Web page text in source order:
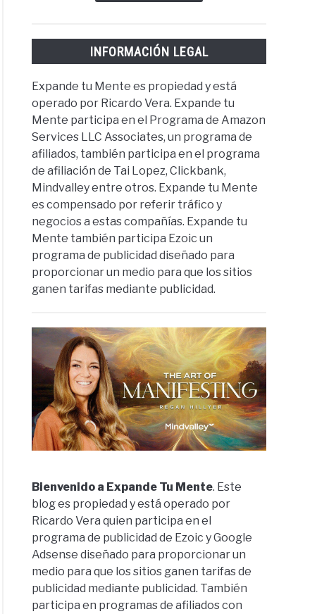
INFORMACIÓN LEGAL
Expande tu Mente es propiedad y está
operado por Ricardo Vera. Expande tu
Mente participa en el Programa de Amazon
Services LLC Associates, un programa de
afiliados, también participa en el programa
de afiliación de Tai Lopez, Clickbank,
Mindvalley entre otros. Expande tu Mente
es compensado por referir tráfico y
negocios a estas compañías. Expande tu
Mente también participa Ezoic un
programa de publicidad diseñado para
proporcionar un medio para que los sitios
ganen tarifas mediante publicidad.
Bienvenido a Expande Tu Mente. Este
blog es propiedad y está operado por
Ricardo Vera quien participa en el
programa de publicidad de Ezoic y Google
Adsense diseñado para proporcionar un
medio para que los sitios ganen tarifas de
publicidad mediante publicidad. También
participa en programas de afiliados con